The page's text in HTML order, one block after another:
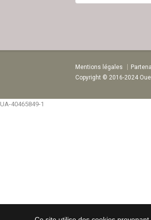
Mentions légales
Copyright © 2016-2024
UA-40465849-1